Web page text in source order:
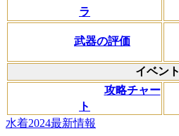
ラ
武器の評価
イベント
攻略チャー
ト
水着2024最新情報